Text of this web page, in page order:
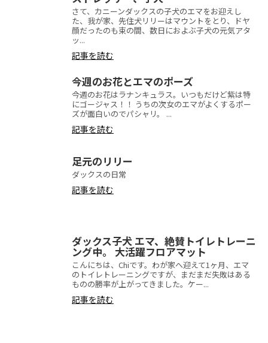
さて、カニーンダックスの子犬のエマをお迎えし
た、我が家、先住犬リリーはマウントをとり、ドヤ
顔だったのも束の間、数日におよぶ子犬の元気アタ
ッ...
記事を読む
今週のお花とエマのポーズ
今週のお花はラナンキュラス。いつもだけど紫は特
にゴージャス！！ うちの次女のエマがよくするポー
ズが面白いのでパシャリ。 ...
記事を読む
足元のリリー
ダックスの日常
記事を読む
ダックス子犬 エマ、絶賛トイレトレーニ
ング中。 大活躍フロアマット
こんにちは、Chiです。わが家へ迎えて1ヶ月、エマ
のトイレトレーニングですが、まだまだ失敗はある
ものの勝率が上がってきました。ケー...
記事を読む